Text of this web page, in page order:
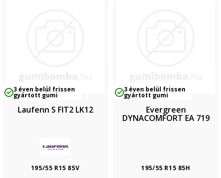
3 éven belül frissen
gyártott gumi
Laufenn S FIT2 LK12
195/55 R15 85V
3 éven belül frissen
gyártott gumi
Evergreen
DYNACOMFORT EA 719
195/55 R15 85H